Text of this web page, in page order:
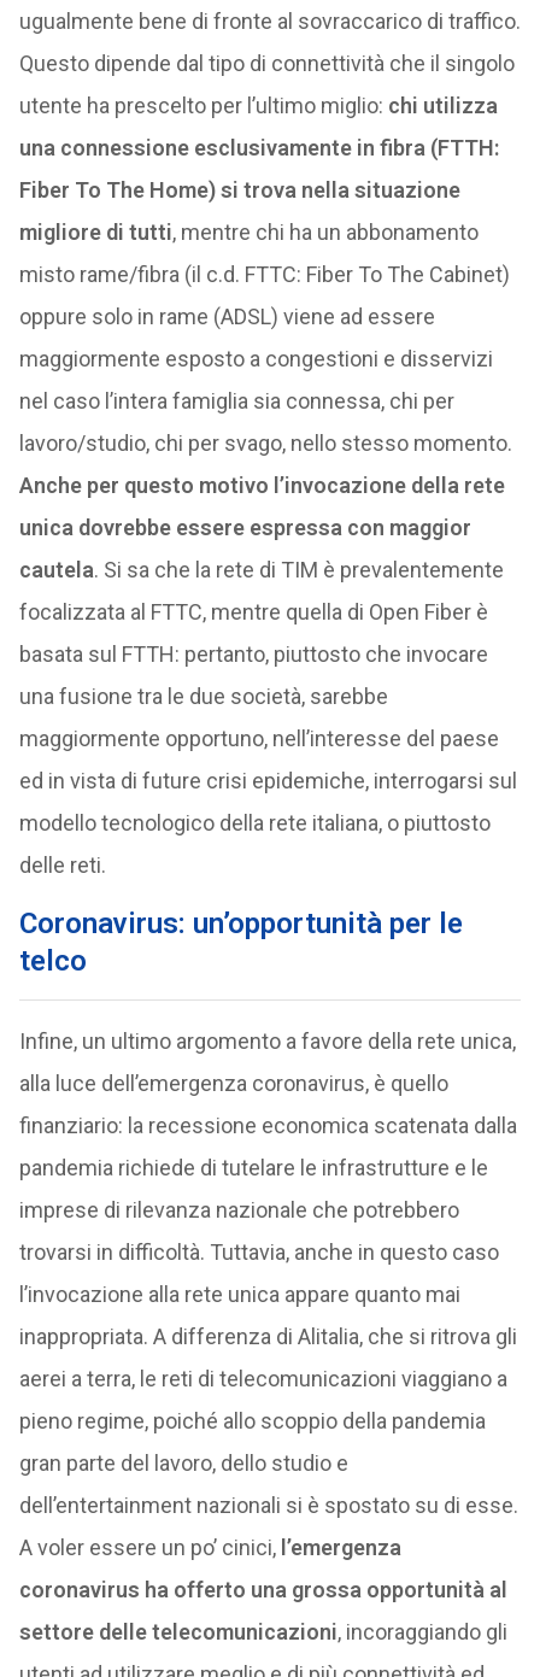
ugualmente bene di fronte al sovraccarico di traffico.
Questo dipende dal tipo di connettività che il singolo
utente ha prescelto per l’ultimo miglio: chi utilizza
una connessione esclusivamente in fibra (FTTH:
Fiber To The Home) si trova nella situazione
migliore di tutti, mentre chi ha un abbonamento
misto rame/fibra (il c.d. FTTC: Fiber To The Cabinet)
oppure solo in rame (ADSL) viene ad essere
maggiormente esposto a congestioni e disservizi
nel caso l’intera famiglia sia connessa, chi per
lavoro/studio, chi per svago, nello stesso momento.
Anche per questo motivo l’invocazione della rete
unica dovrebbe essere espressa con maggior
cautela. Si sa che la rete di TIM è prevalentemente
focalizzata al FTTC, mentre quella di Open Fiber è
basata sul FTTH: pertanto, piuttosto che invocare
una fusione tra le due società, sarebbe
maggiormente opportuno, nell’interesse del paese
ed in vista di future crisi epidemiche, interrogarsi sul
modello tecnologico della rete italiana, o piuttosto
delle reti.
Coronavirus: un’opportunità per le
telco
Infine, un ultimo argomento a favore della rete unica,
alla luce dell’emergenza coronavirus, è quello
finanziario: la recessione economica scatenata dalla
pandemia richiede di tutelare le infrastrutture e le
imprese di rilevanza nazionale che potrebbero
trovarsi in difficoltà. Tuttavia, anche in questo caso
l’invocazione alla rete unica appare quanto mai
inappropriata. A differenza di Alitalia, che si ritrova gli
aerei a terra, le reti di telecomunicazioni viaggiano a
pieno regime, poiché allo scoppio della pandemia
gran parte del lavoro, dello studio e
dell’entertainment nazionali si è spostato su di esse.
A voler essere un po’ cinici, l’emergenza
coronavirus ha offerto una grossa opportunità al
settore delle telecomunicazioni, incoraggiando gli